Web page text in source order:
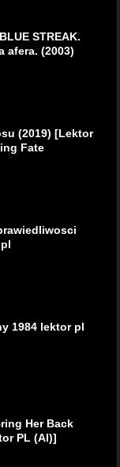
STREAK.
afera. (2003)
(2019) [Lektor
Fate
1984 lektor pl
Her Back
PL (AI)]